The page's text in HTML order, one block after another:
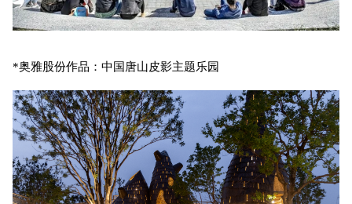
*奥雅股份作品：中国唐山皮影主题乐园